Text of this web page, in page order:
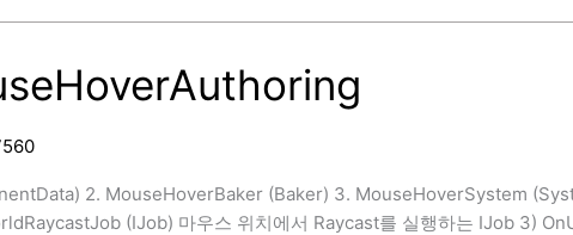
2. MouseHoverBaker (Baker) 3. MouseHoverSystem
(IJob) 마우스 위치에서 Raycast를 실행하는 IJob 3)